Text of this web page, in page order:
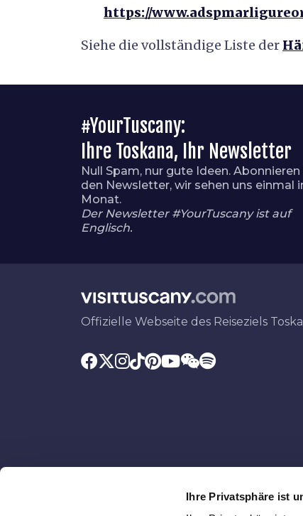
Ihre Privatsphäre ist
https://
Siehe die vollständige Liste der
#YourTuscany:
Ihre Toskana, Ihr Newsletter
Null Spam, nur gute Ideen. Abonnieren
den Newsletter, wir sehen uns einmal
Monat.
Der Newsletter #YourTuscany ist auf
Englisch.
Offizielle Webseite des Reiseziels
Mit dem Beitrag